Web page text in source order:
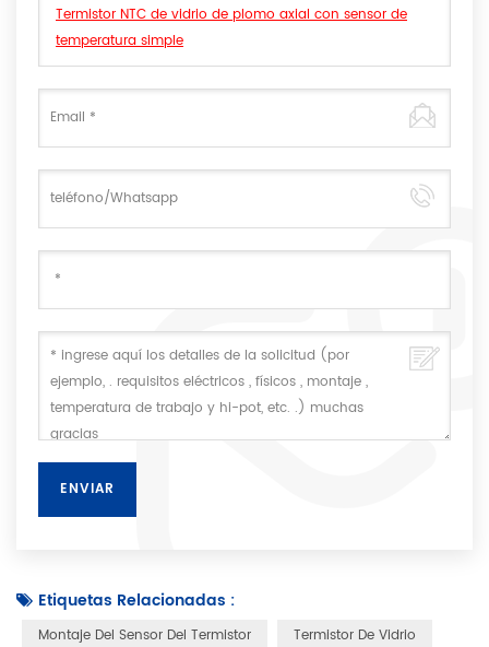
Termistor NTC de vidrio de plomo axial con sensor de
temperatura simple
Etiquetas Relacionadas :
Montaje Del Sensor Del Termistor
Termistor De Vidrio